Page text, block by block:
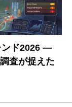
ンド2026 ―
査が捉えた